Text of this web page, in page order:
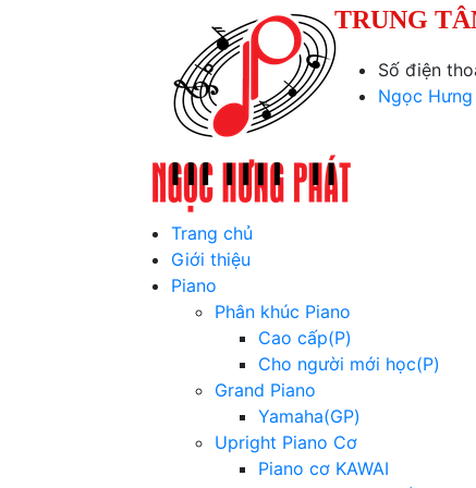
TRUNG
Số điện
Ngọc
Trang chủ
Giới thiệu
Piano
Phân khúc Piano
Cao cấp(P)
Cho người mới học(P)
Grand Piano
Yamaha(GP)
Upright Piano Cơ
Piano cơ KAWAI